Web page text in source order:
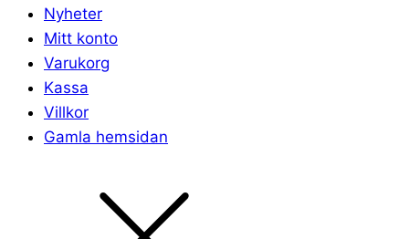
Nyheter
Mitt konto
Varukorg
Kassa
Villkor
Gamla hemsidan